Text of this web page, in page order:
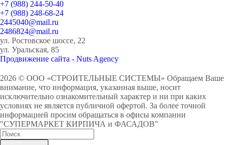
+7 (988) 244-50-40
+7 (988) 248-68-24
2445040@mail.ru
2486824@mail.ru
ул. Ростовское шоссе, 22
ул. Уральская, 85
Продвижение сайта - Nuts Agency
2026 © ООО «СТРОИТЕЛЬНЫЕ СИСТЕМЫ» Обращаем Ваше
внимание, что информация, указанная выше, носит
исключительно ознакомительный характер и ни при каких
условиях не является публичной офертой. За более точной
информацией просим обращаться в офисы компании
"СУПЕРМАРКЕТ КИРПИЧА и ФАСАДОВ"